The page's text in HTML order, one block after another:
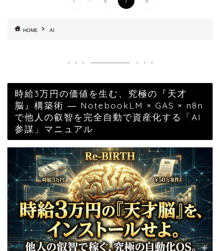
HOME AI
時給3万円の価値を生む、究極の『天才
脳』構築術 ― NotebookLM × GAS × n8n
で他人の叡智を完全自動で資産化する「AI
参謀」マニュアル